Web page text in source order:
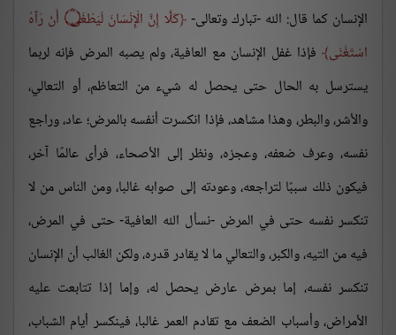
الإنسان كما قال: الله -تبارك وتعالى- كَلَّا إِنَّ الْإِنْسَانَ لَيَطْغَى۝ أَنْ رَآهُ
اسْتَغْنَى فإذا غفل الإنسان مع العافية، ولم يصبه المرض فإنه لربما
يسترسل به الحال حتى يحصل له شيء من التعاظم، أو التعالي،
والأشر، والبطر، وهذا مشاهد، فإذا انكسرت أنفسه بالمرض؛ عاد، وراجع
نفسه، وعرف ضعفه، وعجزه، ونظر إلى الأصحاء، فرأى عالمًا آخر،
فيكون ذلك سببًا لتراجعه، وعودته إلى صوابه غالبا، ومن الناس من لا
تنكسر نفسه حتى في المرض -نسأل الله العافية- حتى في المرض،
فيه من التيه، والكبر، والتعالي ما لا يقادر قدره، ولكن الغالب أن الإنسان
تنكسر نفسه، إما بمرض عارض يحصل له، وإما إذا تتابعت عليه
الأمراض، وأسباب الضعف مع تقادم العمر غالبا، فينكسر أيام الشباب،